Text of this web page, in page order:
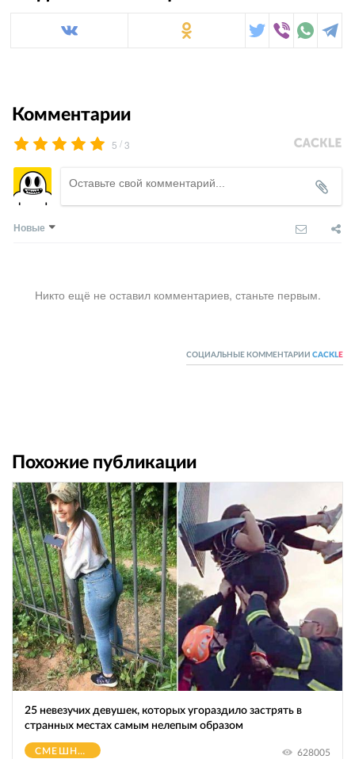
Комментарии
5 /3
Новые
Никто ещё не оставил комментариев, станьте первым.
СОЦИАЛЬНЫЕ КОММЕНТАРИИ CACKL E
Похожие публикации
25 невезучих девушек, которых угораздило застрять в
странных местах самым нелепым образом
СМЕШНОЕ 628005